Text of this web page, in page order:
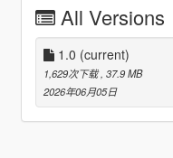
All Versions
1.0 (current)
1,629次下载 , 37.9 MB
2026年06月05日